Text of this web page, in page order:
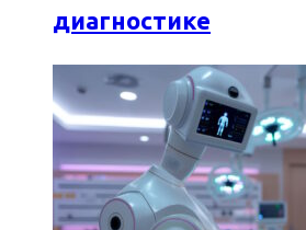
диагностике